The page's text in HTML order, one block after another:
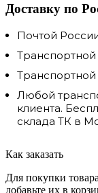
Доставку по
Почтой
Любой
клиента.
склада ТК в
Как заказать
Для покупки
добавьте их в